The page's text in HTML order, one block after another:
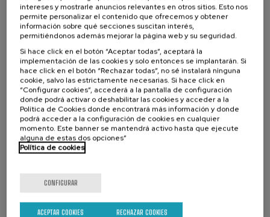
Imaginación
Antes de que se presenten las aportaciones de las ponencias
sesiones metodológicas, siguiendo la obra de Raymond Williams.
Antes de realizar la sesión práctica, se facilitarán lecturas a las
personas participantes. Tras lecturas detalladas, se realizarán las
aportaciones teóricas de las ponencias invitadas, y las dos jornadas se
cerrarán con debates centrados en los temas y perspectivas críticas
tratadas. Por lo tanto, cada día, tras una breve sesión metodológica
basada en las palabras clave de la coordinación de la jornada, se
recogerán las aportaciones de las ponencias y, finalmente, se abrirá
el debate.
Leer más
Colabora
plazas
Fecha pasada
Plazo de matricula finalizado
intereses y mostrarle anuncios relevantes en otros sitios. Esto nos
permite personalizar el contenido que ofrecemos y obtener
información sobre qué secciones suscitan interés,
permitiéndonos además mejorar la página web y su seguridad.
Si hace click en el botón “Aceptar todas”, aceptará la
implementación de las cookies y solo entonces se implantarán. Si
hace click en el botón “Rechazar todas”, no sé instalará ninguna
cookie, salvo las estrictamente necesarias. Si hace click en
“Configurar cookies”, accederá a la pantalla de configuración
donde podrá activar o deshabilitar las cookies y acceder a la
Política de Cookies donde encontrará más información y donde
podrá acceder a la configuración de cookies en cualquier
momento. Este banner se mantendrá activo hasta que ejecute
alguna de estas dos opciones”
Política de cookies
CONFIGURAR
RECHAZAR COOKIES
ACEPTAR COOKIES